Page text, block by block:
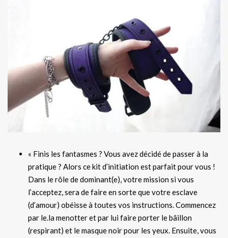
« Finis les fantasmes ? Vous avez décidé de passer à la
pratique ? Alors ce kit d’initiation est parfait pour vous !
Dans le rôle de dominant(e), votre mission si vous
l’acceptez, sera de faire en sorte que votre esclave
(d’amour) obéisse à toutes vos instructions. Commencez
par le.la menotter et par lui faire porter le bâillon
(respirant) et le masque noir pour les yeux. Ensuite, vous